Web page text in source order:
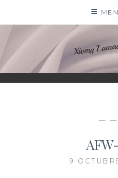
contenido
XIOMY
— —
9